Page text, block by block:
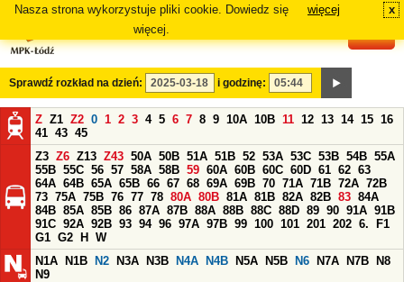
Nasza strona wykorzystuje pliki cookie. Dowiedz się
więcej.
więcej x
Sprawdź rozkład na dzień: i godzinę:
Z Z1 Z2 0 1 2 3 4 5 6 7 8 9 10A 10B 11 12 13 14 15 16
41 43 45
Z3 Z6 Z13 Z43 50A 50B 51A 51B 52 53A 53C 53B 54B 55A
55B 55C 56 57 58A 58B 59 60A 60B 60C 60D 61 62 63
64A 64B 65A 65B 66 67 68 69A 69B 70 71A 71B 72A 72B
73 75A 75B 76 77 78 80A 80B 81A 81B 82A 82B 83 84A
84B 85A 85B 86 87A 87B 88A 88B 88C 88D 89 90 91A 91B
91C 92A 92B 93 94 96 97A 97B 99 100 101 201 202 6.
F1
G1 G2 H
W
N1A
N1B N2 N3A N3B N4A N4B N5A N5B N6 N7A N7B
N8
N9